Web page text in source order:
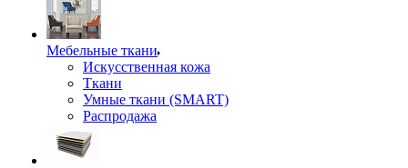
Мебельные ткани
Искусственная кожа
Ткани
Умные ткани (SMART)
Распродажа